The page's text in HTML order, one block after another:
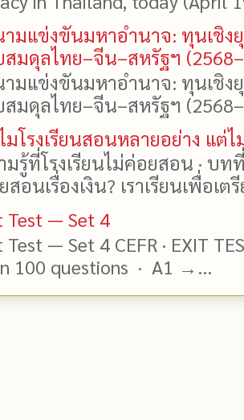
ามแข่งขันมหาอำนาจ: ทุนเชิง
สมดุลไทย–จีน–สหรัฐฯ
ามแข่งขันมหาอำนาจ: ทุนเชิง
สมดุลไทย–จีน–สหรัฐฯ
มโรงเรียนสอนหลายอย่าง แต่ไ
มรู้ที่โรงเรียนไม่ค่อยสอน · บ
สอนเรื่องเงิน? เราเรียนเพื่อเต
Test — Set 4
— Set 4 CEFR · EXIT
100 questions · A1 →...